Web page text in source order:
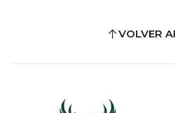
VOLVER